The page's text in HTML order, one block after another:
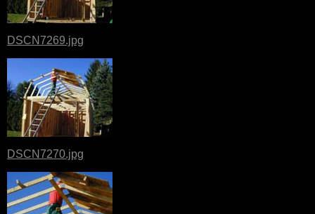
DSCN7269.jpg
DSCN7270.jpg